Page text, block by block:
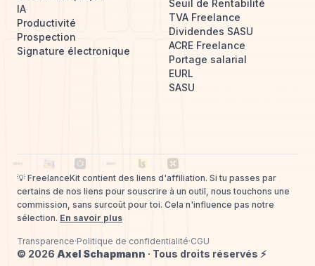
IA
Productivité
Prospection
Signature électronique
Seuil de Rentabilité
TVA Freelance
Dividendes SASU
ACRE Freelance
Portage salarial
EURL
SASU
💡 FreelanceKit contient des liens d'affiliation. Si tu passes par
certains de nos liens pour souscrire à un outil, nous touchons une
commission, sans surcoût pour toi. Cela n'influence pas notre
sélection. En savoir plus
© 2026 Axel Schapmann · Tous droits réservés ⚡
Transparence·Politique de confidentialité·CGU